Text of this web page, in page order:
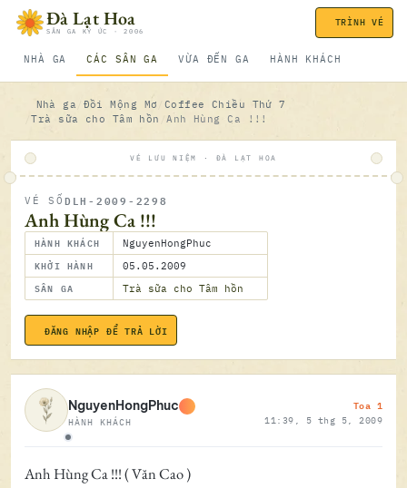
Bỏ qua nội dungĐà Lạt Hoa
SÂN GA KÝ ỨC · 2006
NHÀ GA CÁC SÂN GA VỪA ĐẾN GA HÀNH KHÁCH
TRÌNH VÉ
Nhà ga Đồi Mộng Mơ
Coffee Chiều Thứ 7
Trà sữa cho Tâm hồn
Anh Hùng Ca !!!
VÉ LƯU NIỆM · ĐÀ LẠT HOA
VÉ SỐ DLH-2009-2298
Anh Hùng Ca !!!
HÀNH KHÁCH NguyenHongPhuc
KHỞI HÀNH 05.05.2009
SÂN GA Trà sữa cho Tâm hồn
ĐĂNG NHẬP ĐỂ TRẢ LỜI
Ngoại tuyến
NguyenHongPhuc
HÀNH KHÁCH
Toa 1
11:39, 5 thg 5, 2009
Anh Hùng Ca !!! ( Văn Cao )